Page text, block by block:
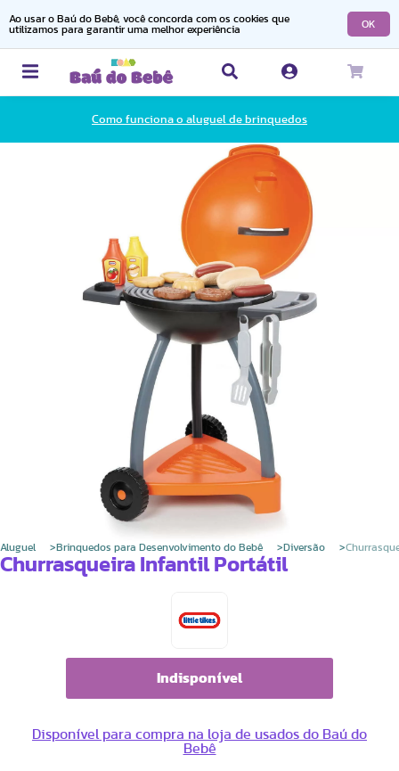
Ao usar o Baú do Bebê, você concorda com os cookies que
utilizamos para garantir uma melhor experiência
OK
Como funciona o aluguel de brinquedos
Aluguel Brinquedos para Desenvolvimento do Bebê Diversão
Churrasqueira Infantil Portátil
Indisponível
Disponível para compra na loja de usados do Baú do
Bebê